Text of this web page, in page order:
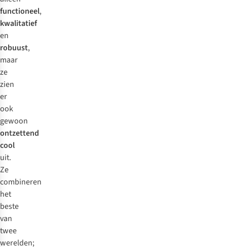
functioneel,
kwalitatief
en
robuust,
maar
ze
zien
er
ook
gewoon
ontzettend
cool
uit.
Ze
combineren
het
beste
van
twee
werelden;